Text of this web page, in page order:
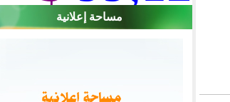
مساحة إعلانية